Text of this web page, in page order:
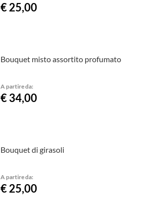
€ 25,00
Bouquet misto assortito profumato
A partire da:
€ 34,00
Bouquet di girasoli
A partire da:
€ 25,00